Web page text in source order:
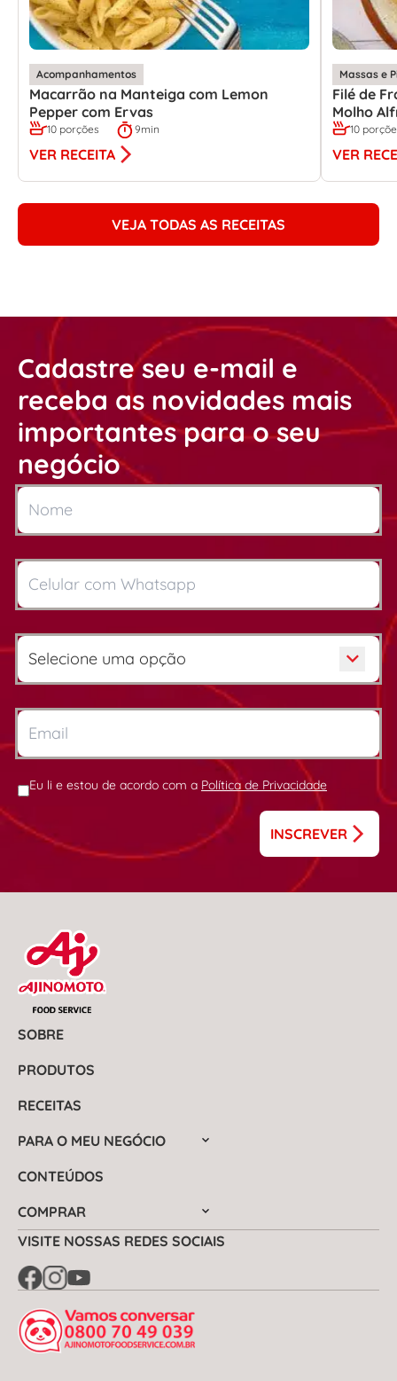
Acompanhamentos
Macarrão na Manteiga com Lemon
Pepper com Ervas
10 porções 9min
VER RECEITA
Massas e
Filé de
Molho
10
VER
VEJA TODAS AS RECEITAS
Cadastre seu e-mail e
receba as novidades mais
importantes para o seu
negócio
Eu li e estou de acordo com a Política de Privacidade
INSCREVER
SOBRE
PRODUTOS
RECEITAS
PARA O MEU NEGÓCIO
CONTEÚDOS
COMPRAR
VISITE NOSSAS REDES SOCIAIS